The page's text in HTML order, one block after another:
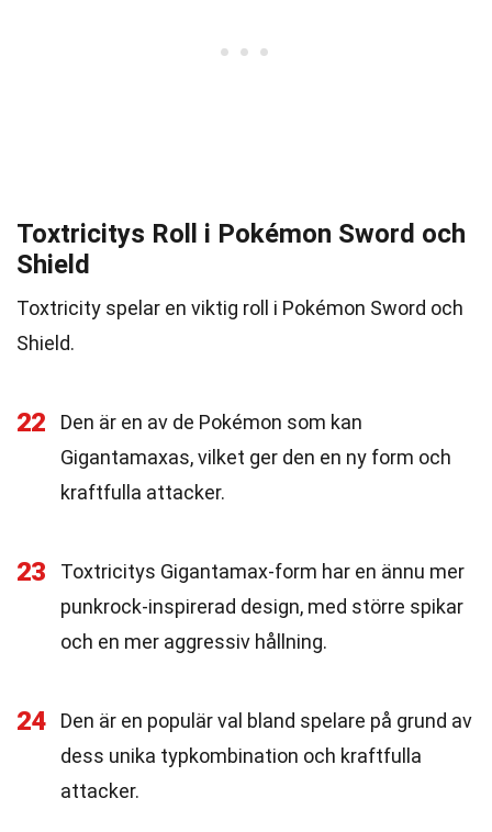
Toxtricitys Roll i Pokémon Sword och
Shield
Toxtricity spelar en viktig roll i Pokémon Sword och
Shield.
22
Den är en av de Pokémon som kan
Gigantamaxas, vilket ger den en ny form och
kraftfulla attacker.
23
Toxtricitys Gigantamax-form har en ännu mer
punkrock-inspirerad design, med större spikar
och en mer aggressiv hållning.
24
Den är en populär val bland spelare på grund av
dess unika typkombination och kraftfulla
attacker.